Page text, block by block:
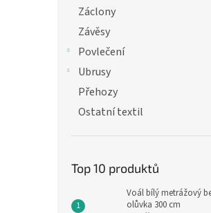
Záclony
Závěsy
Povlečení
Ubrusy
Přehozy
Ostatní textil
Top 10 produktů
Voál bílý metrážový
olůvka 300 cm